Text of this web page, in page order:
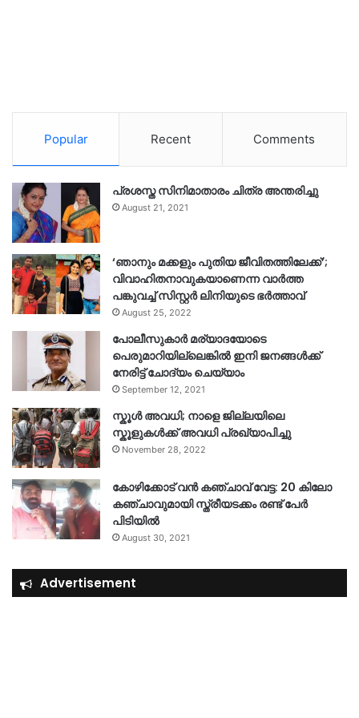
Popular Recent Comments
പ്രശസ്ത സിനിമാതാരം ചിത്ര അന്തരിച്ചു
August 21, 2021
‘ഞാനും മക്കളും പുതിയ ജീവിതത്തിലേക്ക്’;
വിവാഹിതനാവുകയാണെന്ന വാർത്ത
പങ്കുവച്ച് സിസ്റ്റർ ലിനിയുടെ ഭർത്താവ്
August 25, 2022
പോലീസുകാര്‍ മര്യാദയോടെ
പെരുമാറിയില്ലെങ്കില്‍ ഇനി ജനങ്ങള്‍ക്ക്
നേരിട്ട് ചോദ്യം ചെയ്യാം
September 12, 2021
സ്കൂൾ അവധി; നാളെ ജില്ലയിലെ
സ്കൂളുകൾക്ക് അവധി പ്രഖ്യാപിച്ചു
November 28, 2022
കോഴിക്കോട് വൻ കഞ്ചാവ് വേട്ട: 20 കിലോ
കഞ്ചാവുമായി സ്ത്രീയടക്കം രണ്ട് പേർ
പിടിയിൽ
August 30, 2021
Advertisement